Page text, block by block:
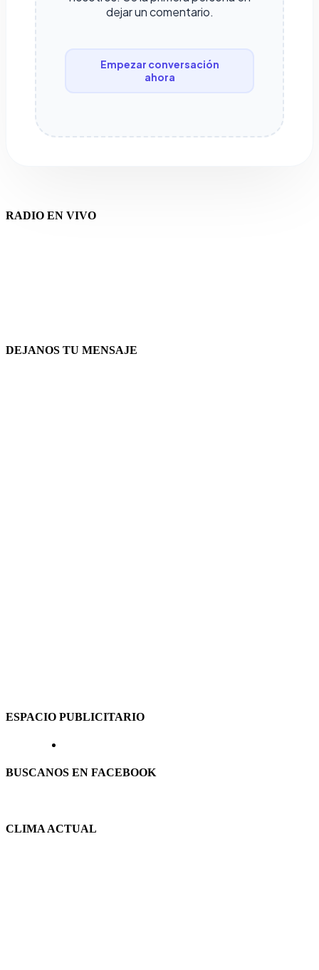
dejar un comentario.
Empezar conversación
ahora
RADIO EN VIVO
DEJANOS TU MENSAJE
ESPACIO PUBLICITARIO
BUSCANOS EN FACEBOOK
CLIMA ACTUAL